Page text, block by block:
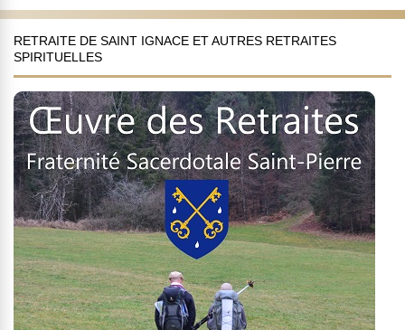
RETRAITE DE SAINT IGNACE ET AUTRES RETRAITES
SPIRITUELLES